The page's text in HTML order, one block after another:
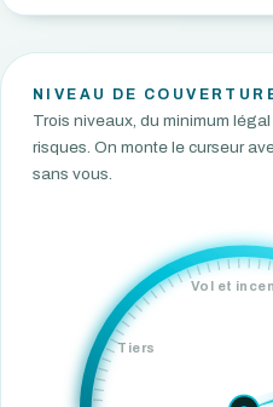
NIVEAU DE
Trois niveaux, du minimum
risques. On monte le curseur
sans vous.
Tiers
Vol et